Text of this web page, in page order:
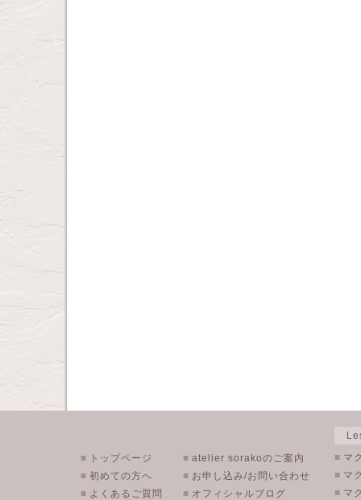
■ トップページ
■ 初めての方へ
■ よくあるご質問
■ atelier sorakoのご案内
■ お申し込み/お問い合わせ
■ オフィシャルブログ
■ マ
■ マ
■ マ